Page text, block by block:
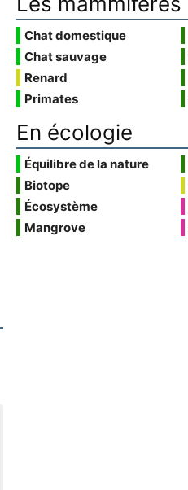
Chat domestique
Chat sauvage
Renard
Primates
En écologie
Équilibre de la nature
Biotope
Écosystème
Mangrove